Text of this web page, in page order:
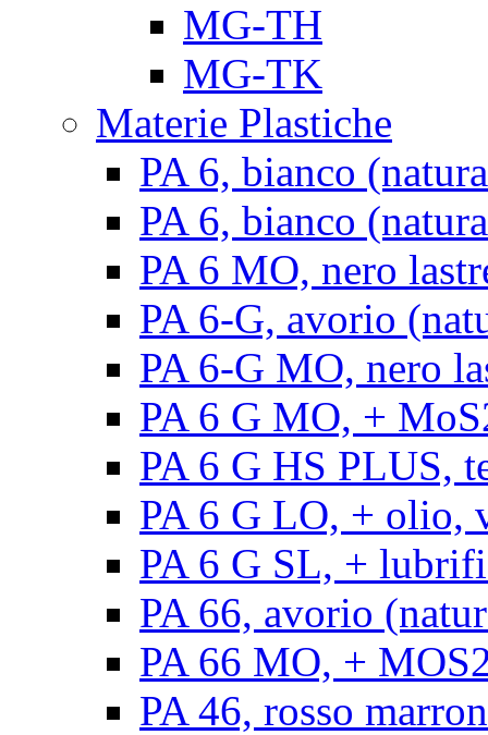
MG-TH
MG-TK
Materie Plastiche
PA 6, bianco
PA 6, bianco
PA 6 MO, nero
PA 6-G, avorio
PA 6-G MO, nero
PA 6 G MO, +
PA 6 G HS PLUS,
PA 6 G LO, + olio,
PA 6 G SL, +
PA 66, avorio
PA 66 MO, +
PA 46, rosso